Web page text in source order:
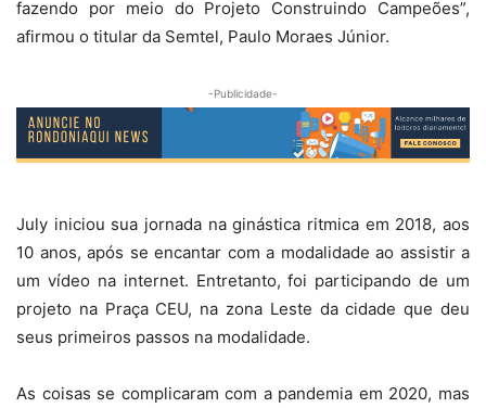
fazendo por meio do Projeto Construindo Campeões”,
afirmou o titular da Semtel, Paulo Moraes Júnior.
-Publicidade-
July iniciou sua jornada na ginástica ritmica em 2018, aos
10 anos, após se encantar com a modalidade ao assistir a
um vídeo na internet. Entretanto, foi participando de um
projeto na Praça CEU, na zona Leste da cidade que deu
seus primeiros passos na modalidade.
As coisas se complicaram com a pandemia em 2020, mas